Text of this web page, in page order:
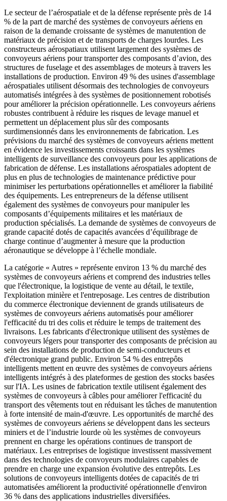
Le secteur de l’aérospatiale et de la défense représente près de 14
% de la part de marché des systèmes de convoyeurs aériens en
raison de la demande croissante de systèmes de manutention de
matériaux de précision et de transports de charges lourdes. Les
constructeurs aérospatiaux utilisent largement des systèmes de
convoyeurs aériens pour transporter des composants d’avion, des
structures de fuselage et des assemblages de moteurs à travers les
installations de production. Environ 49 % des usines d'assemblage
aérospatiales utilisent désormais des technologies de convoyeurs
automatisés intégrées à des systèmes de positionnement robotisés
pour améliorer la précision opérationnelle. Les convoyeurs aériens
robustes contribuent à réduire les risques de levage manuel et
permettent un déplacement plus sûr des composants
surdimensionnés dans les environnements de fabrication. Les
prévisions du marché des systèmes de convoyeurs aériens mettent
en évidence les investissements croissants dans les systèmes
intelligents de surveillance des convoyeurs pour les applications de
fabrication de défense. Les installations aérospatiales adoptent de
plus en plus de technologies de maintenance prédictive pour
minimiser les perturbations opérationnelles et améliorer la fiabilité
des équipements. Les entrepreneurs de la défense utilisent
également des systèmes de convoyeurs pour manipuler les
composants d’équipements militaires et les matériaux de
production spécialisés. La demande de systèmes de convoyeurs de
grande capacité dotés de capacités avancées d’équilibrage de
charge continue d’augmenter à mesure que la production
aéronautique se développe à l’échelle mondiale.
La catégorie « Autres » représente environ 13 % du marché des
systèmes de convoyeurs aériens et comprend des industries telles
que l'électronique, la logistique de vente au détail, le textile,
l'exploitation minière et l'entreposage. Les centres de distribution
du commerce électronique deviennent de grands utilisateurs de
systèmes de convoyeurs aériens automatisés pour améliorer
l'efficacité du tri des colis et réduire le temps de traitement des
livraisons. Les fabricants d'électronique utilisent des systèmes de
convoyeurs légers pour transporter des composants de précision au
sein des installations de production de semi-conducteurs et
d'électronique grand public. Environ 54 % des entrepôts
intelligents mettent en œuvre des systèmes de convoyeurs aériens
intelligents intégrés à des plateformes de gestion des stocks basées
sur l'IA. Les usines de fabrication textile utilisent également des
systèmes de convoyeurs à câbles pour améliorer l'efficacité du
transport des vêtements tout en réduisant les tâches de manutention
à forte intensité de main-d'œuvre. Les opportunités de marché des
systèmes de convoyeurs aériens se développent dans les secteurs
miniers et de l’industrie lourde où les systèmes de convoyeurs
prennent en charge les opérations continues de transport de
matériaux. Les entreprises de logistique investissent massivement
dans des technologies de convoyeurs modulaires capables de
prendre en charge une expansion évolutive des entrepôts. Les
solutions de convoyeurs intelligents dotées de capacités de tri
automatisées améliorent la productivité opérationnelle d'environ
36 % dans des applications industrielles diversifiées.